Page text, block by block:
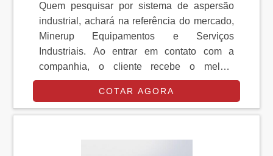
Quem pesquisar por sistema de aspersão
industrial, achará na referência do mercado,
Minerup Equipamentos e Serviços
Industriais. Ao entrar em contato com a
companhia, o cliente recebe o melhor
atendimento para tirar eventuais dúvidas,
além de encontrar qualidade e preço justo
em um só lugar. Quando o tema é sistema de
Equipamentos e Serviços Industriais o
COTAR AGORA